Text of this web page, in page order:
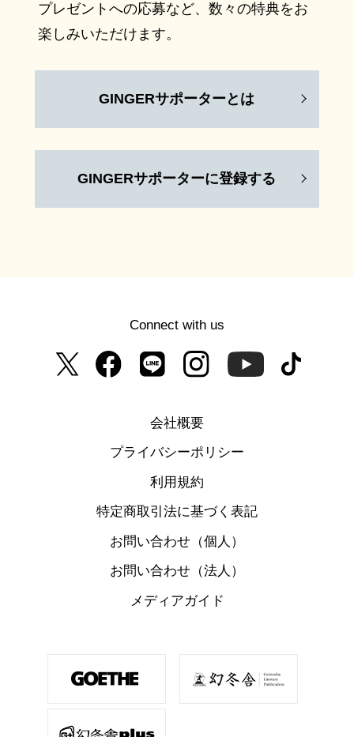
プレゼントへの応募など、数々の特典をお
楽しみいただけます。
GINGERサポーターとは
GINGERサポーターに登録する
Connect with us
会社概要
プライバシーポリシー
利用規約
特定商取引法に基づく表記
お問い合わせ（個人）
お問い合わせ（法人）
メディアガイド